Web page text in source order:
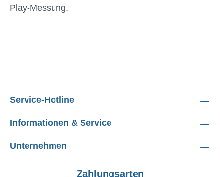
Play-Messung.
Service-Hotline
Informationen & Service
Unternehmen
Zahlungsarten